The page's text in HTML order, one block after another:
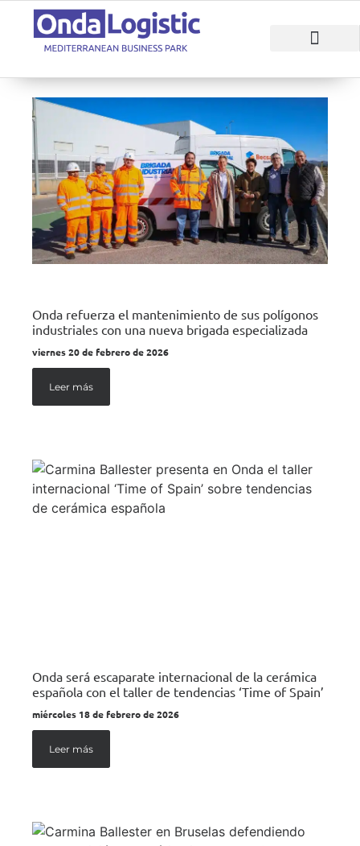
Onda refuerza el mantenimiento de sus polígonos
industriales con una nueva brigada especializada
viernes 20 de febrero de 2026
Leer más
Onda será escaparate internacional de la cerámica
española con el taller de tendencias ‘Time of Spain’
miércoles 18 de febrero de 2026
Leer más